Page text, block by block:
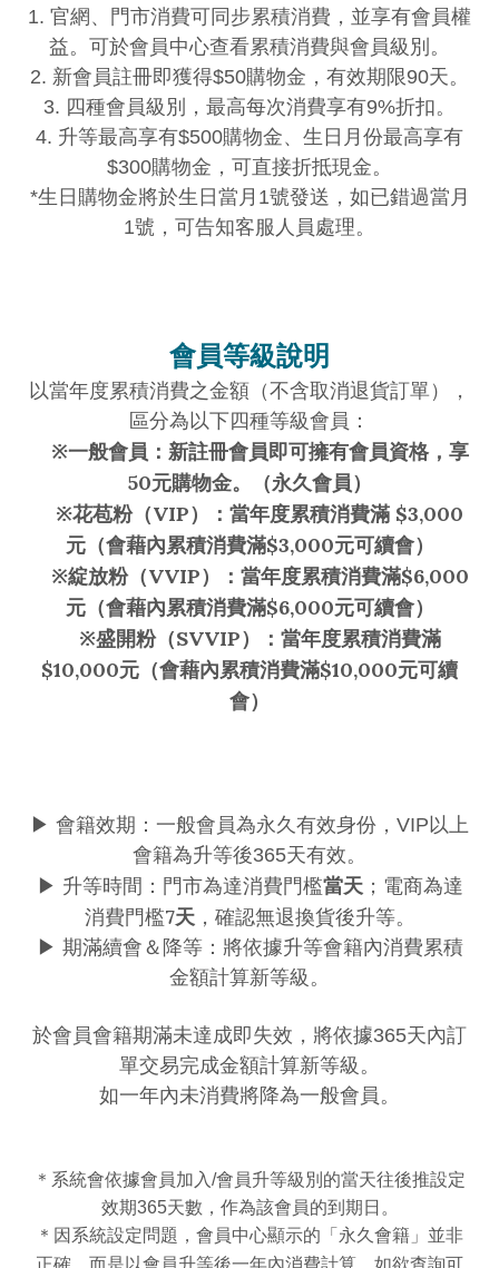
1. 官網、門市消費可同步累積消費，並享有會員權
益。可於會員中心查看累積消費與會員級別。
2. 新會員註冊即獲得$50購物金，有效期限90天。
3. 四種會員級別，最高每次消費享有9%折扣。
4. 升等最高享有$500購物金、生日月份最高享有
$300購物金，可直接折抵現金。
*生日購物金將於生日當月1號發送，如已錯過當月
1號，可告知客服人員處理。
會員等級說明
以當年度累積消費之金額（不含取消退貨訂單），
區分為以下四種等級會員：
※一般會員：新註冊會員即可擁有會員資格，享
50元購物金。（永久會員）
※花苞粉（VIP）：當年度累積消費滿 $3,000
元（會藉內累積消費滿$3,000元可續會）
※綻放粉（VVIP）：當年度累積消費滿$6,000
元（會藉內累積消費滿$6,000元可續會）
※盛開粉（SVVIP）：當年度累積消費滿
$10,000元（會藉內累積消費滿$10,000元可續
會）
▶︎ 會籍效期：一般會員為永久有效身份，VIP以上
會籍為升等後365天有效。
▶︎ 升等時間：門市為達消費門檻當天；電商為達
消費門檻7天，確認無退換貨後升等。
▶︎ 期滿續會＆降等：將依據升等會籍內消費累積
金額計算新等級。
於會員會籍期滿未達成即失效，將依據365天內訂
單交易完成金額計算新等級。
如一年內未消費將降為一般會員。
＊ 系統會依據會員加入/會員升等級別的當天往後推設定
效期365天數，作為該會員的到期日。
＊因系統設定問題，會員中心顯示的「永久會籍」並非
正確， 而是以會員升等後一年內消費計算， 如欲查詢可